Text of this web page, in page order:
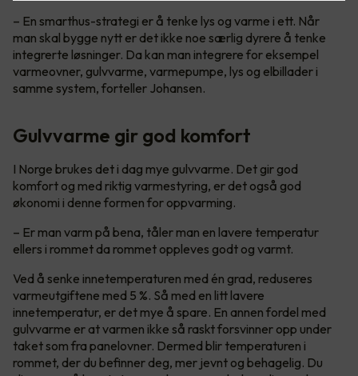
– En smarthus-strategi er å tenke lys og varme i ett. Når
man skal bygge nytt er det ikke noe særlig dyrere å tenke
integrerte løsninger. Da kan man integrere for eksempel
varmeovner, gulvvarme, varmepumpe, lys og elbillader i
samme system, forteller Johansen.
Gulvvarme gir god komfort
I Norge brukes det i dag mye gulvvarme. Det gir god
komfort og med riktig varmestyring, er det også god
økonomi i denne formen for oppvarming.
– Er man varm på bena, tåler man en lavere temperatur
ellers i rommet da rommet oppleves godt og varmt.
Ved å senke innetemperaturen med én grad, reduseres
varmeutgiftene med 5 %. Så med en litt lavere
innetemperatur, er det mye å spare. En annen fordel med
gulvvarme er at varmen ikke så raskt forsvinner opp under
taket som fra panelovner. Dermed blir temperaturen i
rommet, der du befinner deg, mer jevnt og behagelig. Du